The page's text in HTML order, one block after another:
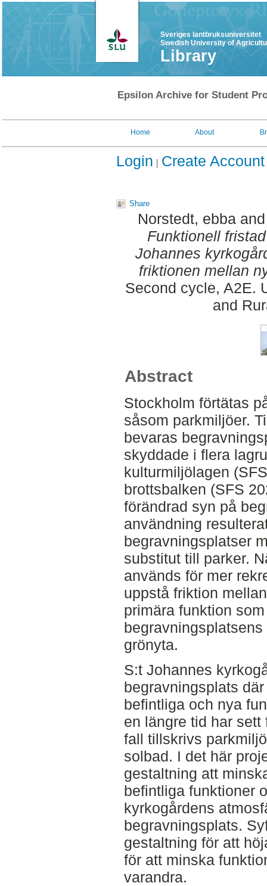
Sveriges lantbruksuniversitet
Swedish University of
Library
Epsilon Archive for Student
Home About
Login Create Account
Share
Norstedt, ebba
Funktionell
Johannes
friktionen mellan
Second cycle, A2E.
and
Abstract
Stockholm förtätas
såsom parkmiljöer.
bevaras
skyddade i flera
kulturmiljölagen
brottsbalken (SFS
förändrad syn på
användning
begravningsplatser
substitut till parker.
används för mer
uppstå friktion
primära funktion
grönyta.
S:t Johannes
begravningsplats
befintliga och nya
en längre tid har
fall tillskrivs
solbad. I det här
gestaltning att
befintliga funktioner
kyrkogårdens
begravningsplats.
gestaltning för att
för att minska
varandra.